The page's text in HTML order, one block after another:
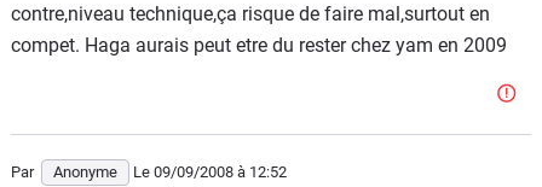
contre,niveau technique,ça risque de faire mal,surtout en
compet. Haga aurais peut etre du rester chez yam en 2009
Par Anonyme Le 09/09/2008 à 12:52